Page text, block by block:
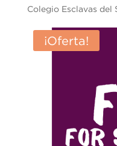
Colegio Esclavas del
¡Oferta!